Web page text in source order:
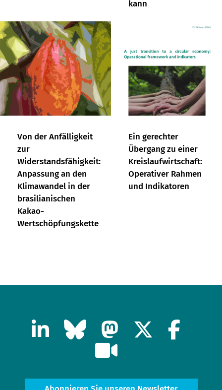
kann
Von der Anfälligkeit
zur
Widerstandsfähigkeit:
Anpassung an den
Klimawandel in der
brasilianischen
Kakao-
Wertschöpfungskette
Ein gerechter
Übergang zu einer
Kreislaufwirtschaft:
Operativer Rahmen
und Indikatoren